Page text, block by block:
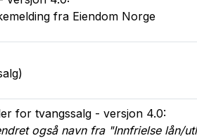
fra Eiendom Norge
for tvangssalg - versjon 4.0:
også navn fra "Innfrielse lån/